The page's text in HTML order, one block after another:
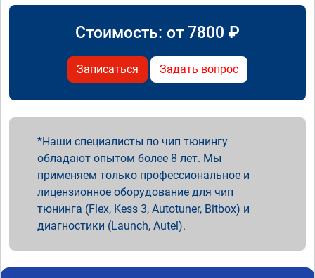
Стоимость: от 7800 ₽
Записаться Задать вопрос
Наши специалисты по чип тюнингу
обладают опытом более 8 лет. Мы
применяем только профессиональное и
лицензионное оборудование для чип
тюнинга (Flex, Kess 3, Autotuner, Bitbox) и
диагностики (Launch, Autel).